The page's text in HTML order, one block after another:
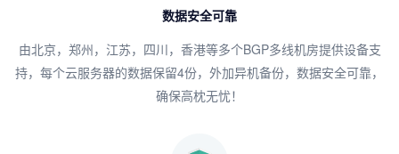
数据安全可靠
由北京，郑州，江苏，四川，香港等多个BGP多线机房提供设备支
持，每个云服务器的数据保留4份，外加异机备份，数据安全可靠，
确保高枕无忧！